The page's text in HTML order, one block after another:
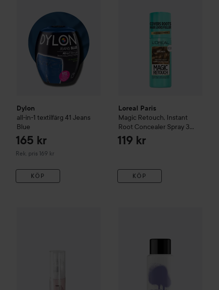
Dylon
all-in-1 textilfärg 41 Jeans
Blue
165 kr
Rek. pris 169 kr
Rekommenderat pris 169 kr
KÖP
Loreal Paris
Magic Retouch, Instant
Root Concealer Spray 3
Brown
119 kr
KÖP